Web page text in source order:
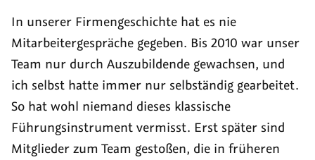
In unserer Firmengeschichte hat es nie
Mitarbeitergespräche gegeben. Bis 2010 war unser
Team nur durch Auszubildende gewachsen, und
ich selbst hatte immer nur selbständig gearbeitet.
So hat wohl niemand dieses klassische
Führungsinstrument vermisst. Erst später sind
Mitglieder zum Team gestoßen, die in früheren